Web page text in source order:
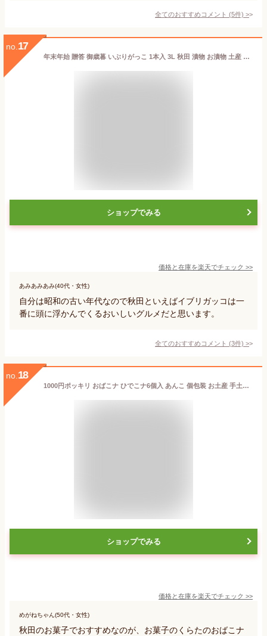
全てのおすすめコメント (5件) >
no. 17
年末年始 贈答 御歳暮 いぶりがっこ 1本入 3L 秋田 漬物 お漬物 土産 いぶり 大根 だいこん 一本漬け たくわん漬け たくあん 沢庵 たくわん 漬け物 お取り寄せ ご当地グルメ ご飯のお供 お酒のつまみ ギフト 日本酒に合う 酒のおつまみ おしんこ 郷土料理 特産品 おいしい
ショップでみる
価格と在庫を楽天でチェック >>
あみあみあみ(40代・女性)
自分は昭和の古い年代なので秋田といえばイブリガッコは一
番に頭に浮かんでくるおいしいグルメだと思います。
全てのおすすめコメント (3件) >
no. 18
1000円ポッキリ おばこナ ひでこナ6個入 あんこ 個包装 お土産 手土産 和菓子 秋田土産 お歳暮 スイーツ ギフト プレゼント 御歳暮 お茶請け プチギフト 秋田 贈答品 老舗 送料無料 ポイント消化 お試しセット
ショップでみる
価格と在庫を楽天でチェック >>
めがねちゃん(50代・女性)
秋田のお菓子でおすすめなのが、お菓子のくらたのおばこナ